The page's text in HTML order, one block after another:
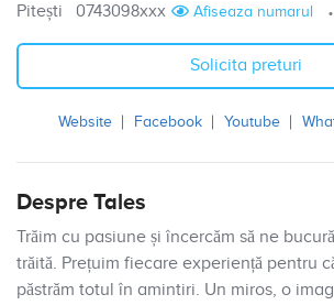
Pitești
0743098xxx Afiseaza numarul
Solicita preturi
Website Facebook Youtube
Despre Tales
Trăim cu pasiune și încercăm să ne
trăită. Prețuim fiecare experiență pentru
păstrăm totul în amintiri. Un miros, o